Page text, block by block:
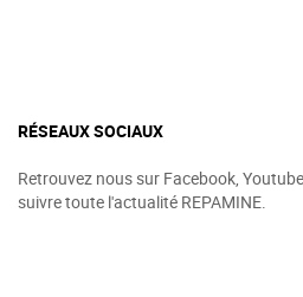
RÉSEAUX SOCIAUX
Retrouvez nous sur Facebook,
suivre toute l'actualité REPAMINE.